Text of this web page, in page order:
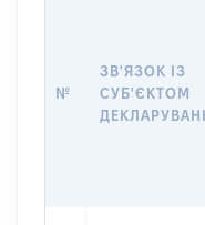
№
ЗВ'ЯЗОК ІЗ
СУБ'ЄКТОМ